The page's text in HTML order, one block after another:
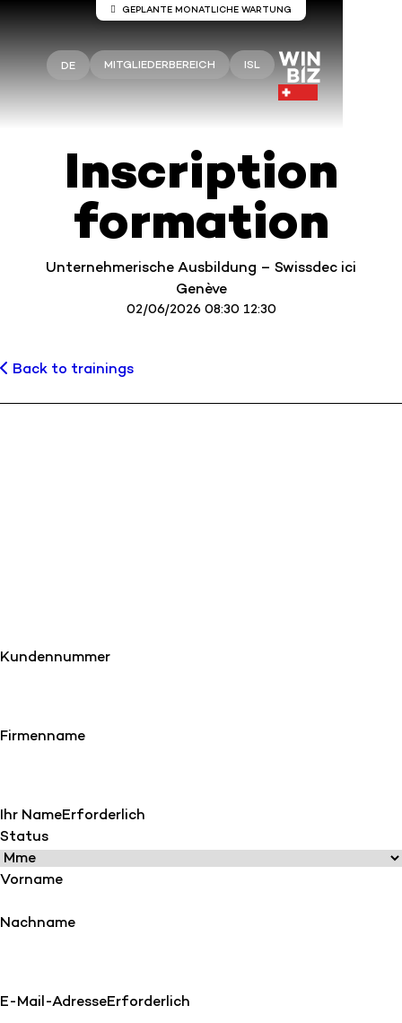
DE MITGLIEDERBEREICH ISL
Inscription
formation
Unternehmerische Ausbildung – Swissdec ici
Genève
02/06/2026 08:30 12:30
Back to trainings
Kundennummer
Firmenname
Ihr NameErforderlich
Status
Vorname
Nachname
E-Mail-AdresseErforderlich
Wartung auf den Servern Winbiz
Cloud
An den Winbiz Cloud-Servern sind
August, von 08.00 bis 13.30 Uhr statt.
Ihr Zugang kann während dieses Zeitraums
vorübergehend unterbrochen sein.
Wir empfehlen Ihnen, Winbiz Cloud außerhalb
dieses Zeitfensters zu nutzen.
Vielen Dank für Ihr Verständnis.
GEPLANTE MONATLICHE WARTUNG